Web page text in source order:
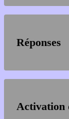
Réponses
Activation